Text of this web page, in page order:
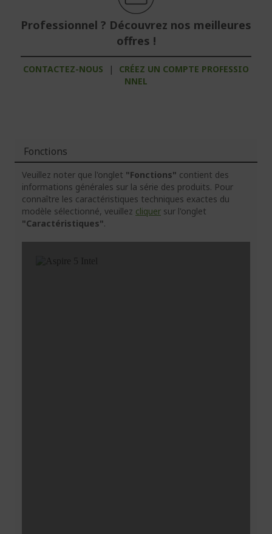
Professionnel ? Découvrez nos meilleures
offres !
CONTACTEZ-NOUS |
CRÉEZ UN COMPTE PROFESSIO
NNEL
Fonctions
Veuillez noter que l'onglet "Fonctions" contient des
informations générales sur la série des produits. Pour
connaître les caractéristiques techniques exactes du
modèle sélectionné, veuillez cliquer sur l'onglet
"Caractéristiques".